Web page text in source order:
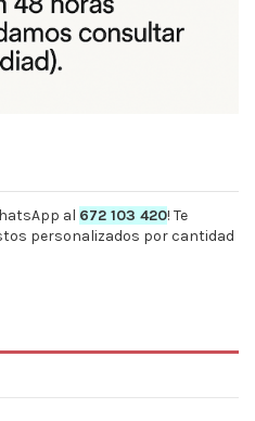
al 672 103 420! Te
personalizados por cantidad